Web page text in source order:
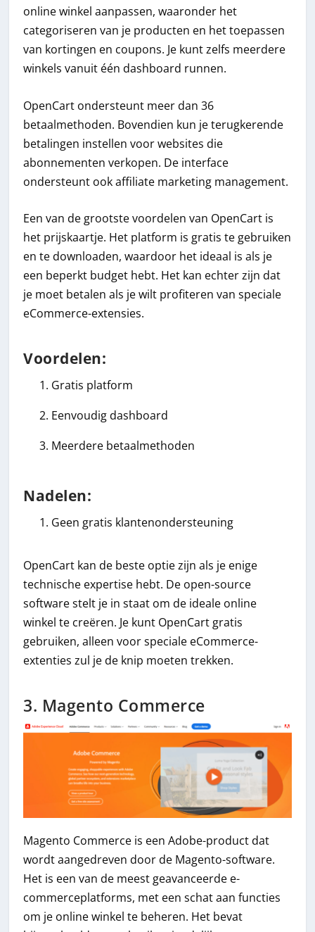
online winkel aanpassen, waaronder het
categoriseren van je producten en het toepassen
van kortingen en coupons. Je kunt zelfs meerdere
winkels vanuit één dashboard runnen.
OpenCart ondersteunt meer dan 36
betaalmethoden. Bovendien kun je terugkerende
betalingen instellen voor websites die
abonnementen verkopen. De interface
ondersteunt ook affiliate marketing management.
Een van de grootste voordelen van OpenCart is
het prijskaartje. Het platform is gratis te gebruiken
en te downloaden, waardoor het ideaal is als je
een beperkt budget hebt. Het kan echter zijn dat
je moet betalen als je wilt profiteren van speciale
eCommerce-extensies.
Voordelen:
Gratis platform
Eenvoudig dashboard
Meerdere betaalmethoden
Nadelen:
Geen gratis klantenondersteuning
OpenCart kan de beste optie zijn als je enige
technische expertise hebt. De open-source
software stelt je in staat om de ideale online
winkel te creëren. Je kunt OpenCart gratis
gebruiken, alleen voor speciale eCommerce-
extenties zul je de knip moeten trekken.
3. Magento Commerce
Magento Commerce is een Adobe-product dat
wordt aangedreven door de Magento-software.
Het is een van de meest geavanceerde e-
commerceplatforms, met een schat aan functies
om je online winkel te beheren. Het bevat